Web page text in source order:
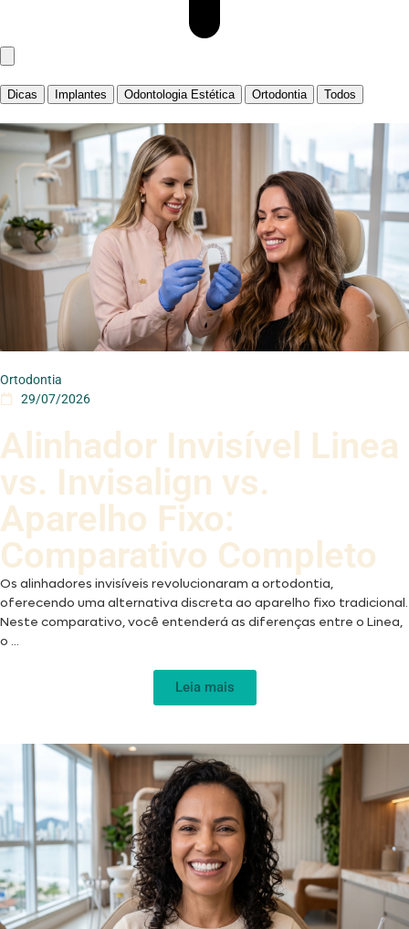
Dicas Implantes Odontologia Estética Ortodontia Todos
Ortodontia
29/07/2026
Alinhador Invisível Linea
vs. Invisalign vs.
Aparelho Fixo:
Comparativo Completo
Os alinhadores invisíveis revolucionaram a ortodontia,
oferecendo uma alternativa discreta ao aparelho fixo tradicional.
Neste comparativo, você entenderá as diferenças entre o Linea,
o ...
Leia mais